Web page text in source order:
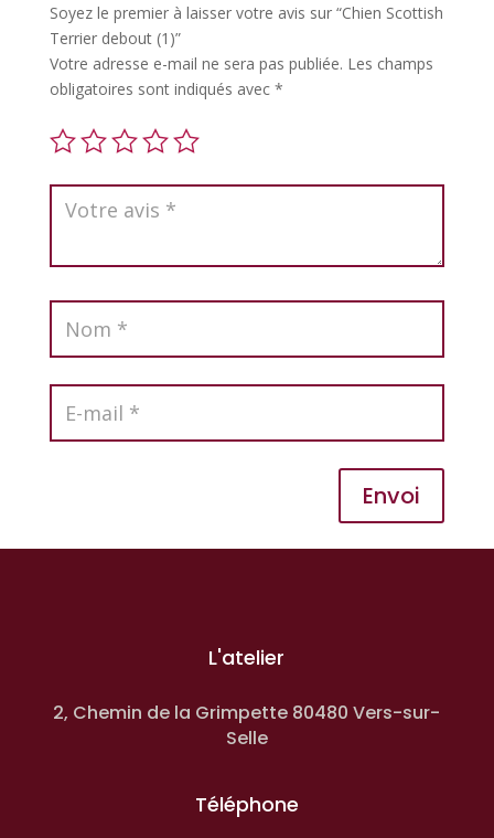
Soyez le premier à laisser votre avis sur “Chien Scottish
Terrier debout (1)”
Votre adresse e-mail ne sera pas publiée. Les champs
obligatoires sont indiqués avec *
Envoi
L'atelier
2, Chemin de la Grimpette 80480 Vers-sur-
Selle
Téléphone